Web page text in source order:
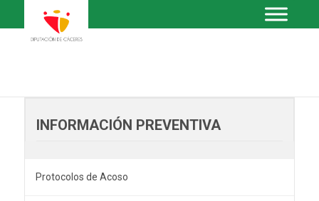
INFORMACIÓN PREVENTIVA
Protocolos de Acoso